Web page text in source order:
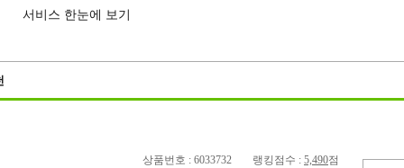
서비스 한눈에 보기
상품번호 : 6033732 랭킹점수 : 5,490점